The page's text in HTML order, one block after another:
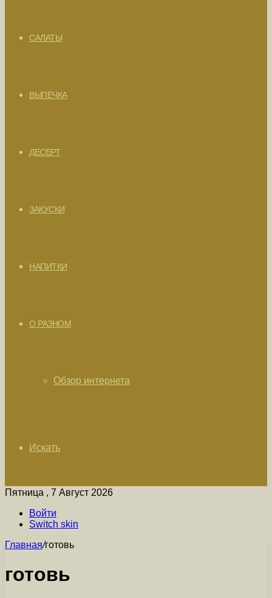
САЛАТЫ
ВЫПЕЧКА
ДЕСЕРТ
ЗАКУСКИ
НАПИТКИ
О РАЗНОМ
Обзор интернета
Искать
Пятница , 7 Август 2026
Войти
Switch skin
Главная/готовь
готовь